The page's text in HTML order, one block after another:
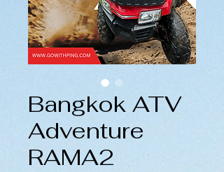
Bangkok ATV
Adventure
RAMA2